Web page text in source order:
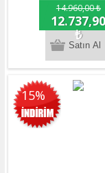
14.960,00 ₺
₺
15%